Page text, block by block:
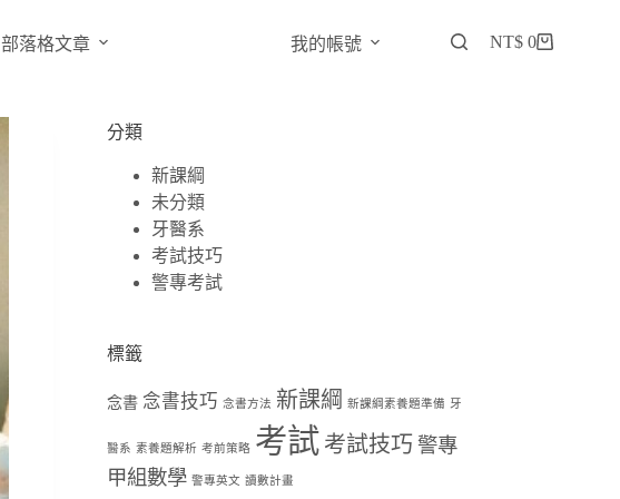
部落格文章 我的帳號 NT$ 0
分類
新課綱
未分類
牙醫系
考試技巧
警專考試
標籤
念書 念書技巧 念書方法 新課綱 新課綱素養題準備 牙
醫系 素養題解析 考前策略 考試 考試技巧 警專
甲組數學 警專英文 讀數計畫